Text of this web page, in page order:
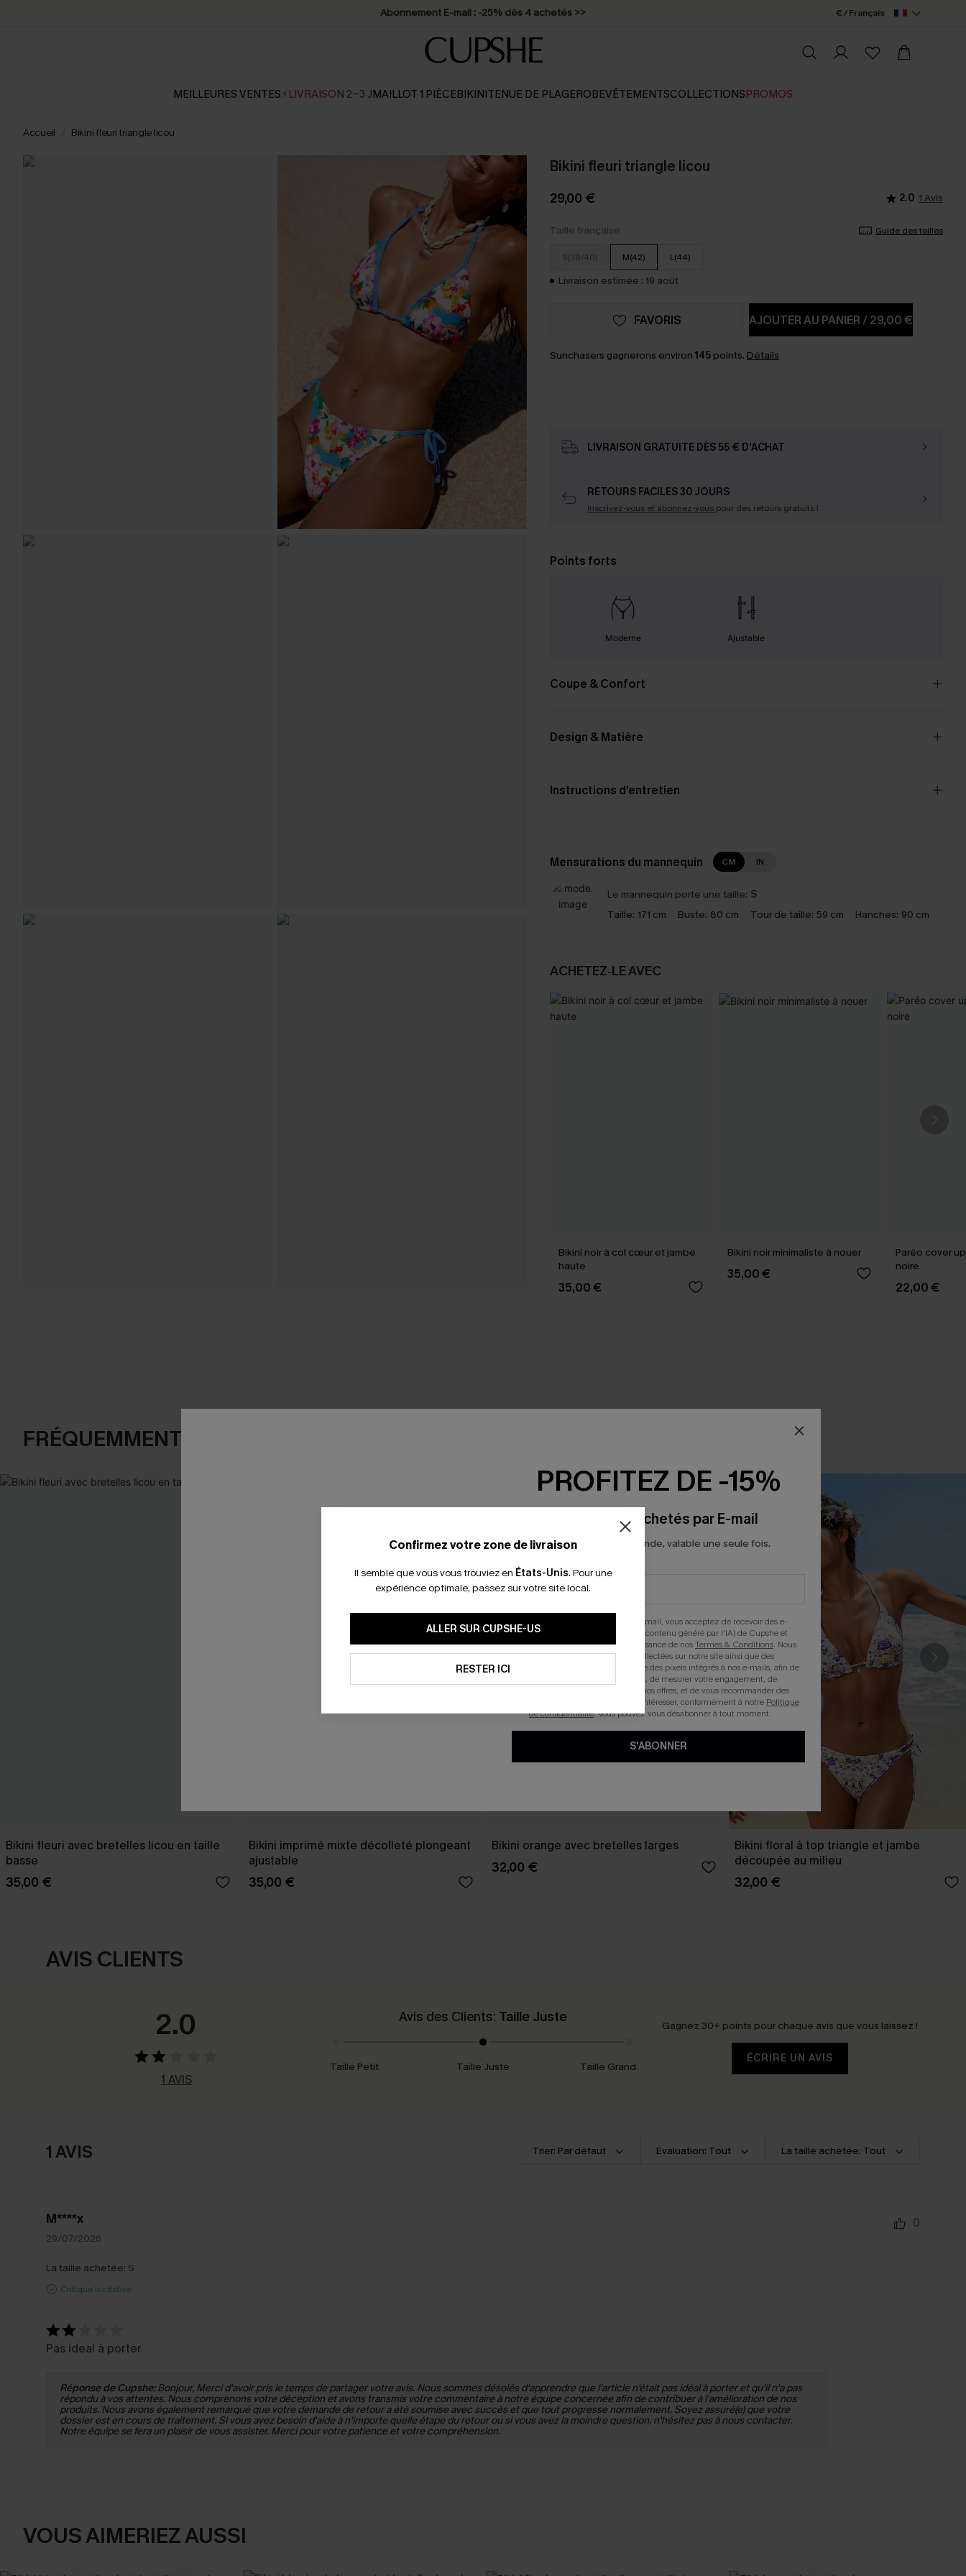
Abonnement E-mail : -25% dès 4 achetés >> € / Français
MEILLEURES VENTES⚡LIVRAISON 2-3 JMAILLOT 1 PIÈCEBIKINITENUE DE PLAGEROBEVÊTEMENTSCOLLECTIONSPROMOS
Accueil Bikini fleuri triangle licou
Bikini fleuri triangle licou
29,00 € 2.0 1 Avis
Taille française Guide des tailles
S(38/40) M(42) L(44)
Livraison estimée : 19 août
AJOUTER AU PANIER/29,00 €
FAVORIS
Sunchasers gagnerons environ 145points. Détails
LIVRAISON GRATUITE DÈS 55 € D'ACHAT
RETOURS FACILES 30 JOURS
Inscrivez-vous et abonnez-vous pour des retours gratuits !
Points forts
Moderne Ajustable
Coupe & Confort
Design & Matière
Instructions d’entretien
Mensurations du mannequin CM IN
Le mannequin porte une taille: S
Taille: 171 cm Buste: 80 cm Tour de taille: 59 cm Hanches: 90 cm
ACHETEZ‑LE AVEC
Bikini noir à col cœur et jambe
haute
35,00 €
Bikini noir minimaliste à nouer
35,00 €
Paréo cover
noire
22,00 €
FRÉQUEMMENT ACHETÉS ENSEMBLE
Bikini fleuri avec bretelles licou en taille
basse
35,00 €
Bikini imprimé mixte décolleté plongeant
ajustable
35,00 €
Bikini orange avec bretelles larges
32,00 €
Bikini floral à top triangle et jambe
découpée au milieu
32,00 €
AVIS CLIENTS
2.0
1 AVIS
Avis des Clients: Taille Juste
Taille Petit Taille Juste Taille Grand
Gagnez 30+ points pour chaque avis que vous laissez !
ÉCRIRE UN AVIS
1 AVIS Trier: Par défaut Évaluation: Tout La taille achetée: Tout
M****x
29/07/2026
La taille achetée: S
Critique Incitative
0
Pas ideal à porter
Réponse de Cupshe:Bonjour, Merci d'avoir pris le temps de partager votre avis. Nous sommes désolés d'apprendre que l'article n'était pas idéal à porter et qu'il n'a pas
répondu à vos attentes. Nous comprenons votre déception et avons transmis votre commentaire à notre équipe concernée afin de contribuer à l'amélioration de nos
produits. Nous avons également remarqué que votre demande de retour a été soumise avec succès et que tout progresse normalement. Soyez assuré(e) que votre
dossier est en cours de traitement. Si vous avez besoin d'aide à n'importe quelle étape du retour ou si vous avez la moindre question, n'hésitez pas à nous contacter.
Notre équipe se fera un plaisir de vous assister. Merci pour votre patience et votre compréhension.
VOUS AIMERIEZ AUSSI
Confirmez votre zone de livraison
Il semble que vous vous trouviez en États-Unis. Pour une
expérience optimale, passez sur votre site local.
ALLER SUR CUPSHE-US
RESTER ICI
PROFITEZ DE -15%
-15% dès 2 Achetés par E-mail
*Un code par commande, valable une seule fois.
En soumettant votre adresse e-mail, vous acceptez de recevoir des e-
mails marketing (y compris du contenu généré par l'IA) de Cupshe et
reconnaissez avoir pris connaissance de nosTermes & Conditions. Nous
pouvons utiliser les données collectées sur notre site ainsi que des
technologies de suivi, telles que des pixels intégrés à nos e-mails, afin de
savoir si ceux-ci ont été ouverts, de mesurer votre engagement, de
personnaliser nos contenus et nos offres, et de vous recommander des
produits susceptibles de vous intéresser, conformément à notre Politique
de confidentialité. Vous pouvez vous désabonner à tout moment.
S'ABONNER